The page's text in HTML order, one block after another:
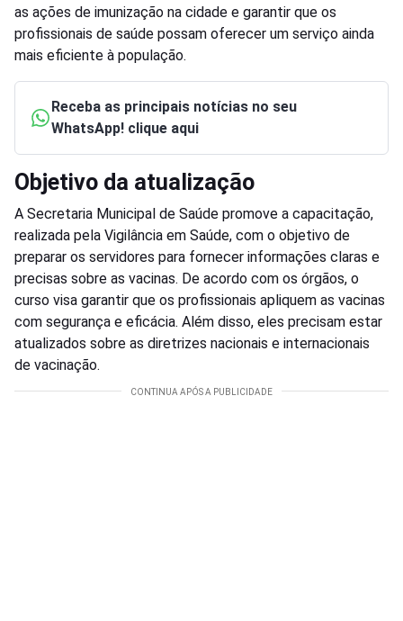
as ações de imunização na cidade e garantir que os
profissionais de saúde possam oferecer um serviço ainda
mais eficiente à população.
Receba as principais notícias no seu
WhatsApp! clique aqui
Objetivo da atualização
A Secretaria Municipal de Saúde promove a capacitação,
realizada pela Vigilância em Saúde, com o objetivo de
preparar os servidores para fornecer informações claras e
precisas sobre as vacinas. De acordo com os órgãos, o
curso visa garantir que os profissionais apliquem as vacinas
com segurança e eficácia. Além disso, eles precisam estar
atualizados sobre as diretrizes nacionais e internacionais
de vacinação.